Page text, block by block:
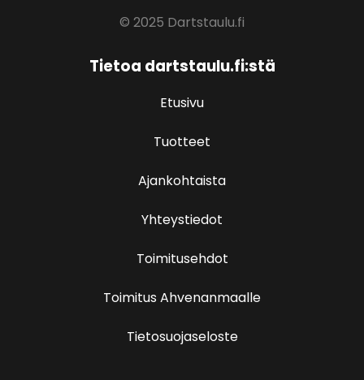
© 2025 Dartstaulu.fi
Tietoa dartstaulu.fi:stä
Etusivu
Tuotteet
Ajankohtaista
Yhteystiedot
Toimitusehdot
Toimitus Ahvenanmaalle
Tietosuojaseloste